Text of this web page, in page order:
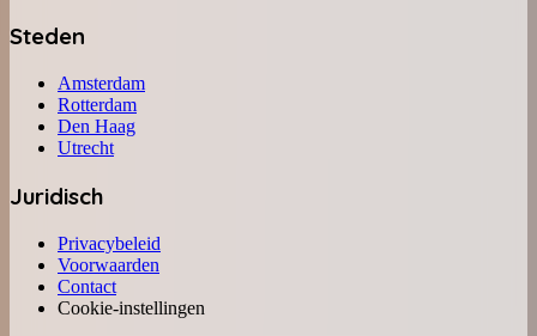
Steden
Amsterdam
Rotterdam
Den Haag
Utrecht
Juridisch
Privacybeleid
Voorwaarden
Contact
Cookie-instellingen